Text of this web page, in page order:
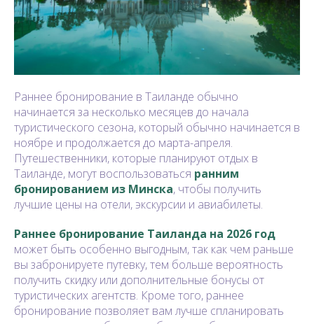
Раннее бронирование в Таиланде обычно
начинается за несколько месяцев до начала
туристического сезона, который обычно начинается в
ноябре и продолжается до марта-апреля.
Путешественники, которые планируют отдых в
Таиланде, могут воспользоваться ранним
бронированием из Минска, чтобы получить
лучшие цены на отели, экскурсии и авиабилеты.
Раннее бронирование Таиланда на 2026 год
может быть особенно выгодным, так как чем раньше
вы забронируете путевку, тем больше вероятность
получить скидку или дополнительные бонусы от
туристических агентств. Кроме того, раннее
бронирование позволяет вам лучше спланировать